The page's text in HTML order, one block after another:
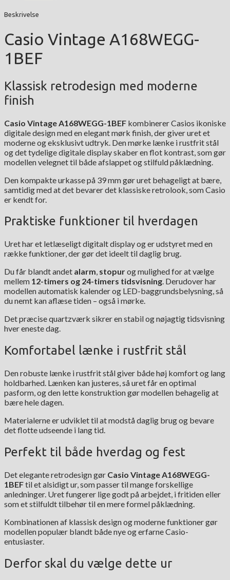
Beskrivelse
Casio Vintage A168WEGG-
1BEF
Klassisk retrodesign med moderne
finish
Casio Vintage A168WEGG-1BEF kombinerer Casios ikoniske
digitale design med en elegant mørk finish, der giver uret et
moderne og eksklusivt udtryk. Den mørke lænke i rustfrit stål
og det tydelige digitale display skaber en flot kontrast, som gør
modellen velegnet til både afslappet og stilfuld påklædning.
Den kompakte urkasse på 39 mm gør uret behageligt at bære,
samtidig med at det bevarer det klassiske retrolook, som Casio
er kendt for.
Praktiske funktioner til hverdagen
Uret har et letlæseligt digitalt display og er udstyret med en
række funktioner, der gør det ideelt til daglig brug.
Du får blandt andet alarm, stopurog mulighed for at vælge
mellem 12-timers og 24-timers tidsvisning. Derudover har
modellen automatisk kalender og LED-baggrundsbelysning, så
du nemt kan aflæse tiden – også i mørke.
Det præcise quartzværk sikrer en stabil og nøjagtig tidsvisning
hver eneste dag.
Komfortabel lænke i rustfrit stål
Den robuste lænke i rustfrit stål giver både høj komfort og lang
holdbarhed. Lænken kan justeres, så uret får en optimal
pasform, og den lette konstruktion gør modellen behagelig at
bære hele dagen.
Materialerne er udviklet til at modstå daglig brug og bevare
det flotte udseende i lang tid.
Perfekt til både hverdag og fest
Det elegante retrodesign gør Casio Vintage A168WEGG-
1BEFtil et alsidigt ur, som passer til mange forskellige
anledninger. Uret fungerer lige godt på arbejdet, i fritiden eller
som et stilfuldt tilbehør til en mere formel påklædning.
Kombinationen af klassisk design og moderne funktioner gør
modellen populær blandt både nye og erfarne Casio-
entusiaster.
Derfor skal du vælge dette ur